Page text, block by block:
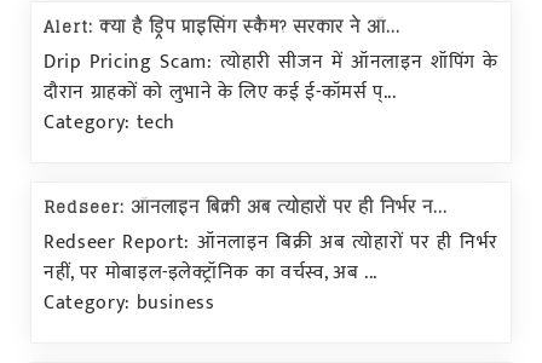
Alert: क्या है ड्रिप प्राइसिंग स्कैम? सरकार ने ऑ...
Drip Pricing Scam: त्योहारी सीजन में ऑनलाइन शॉपिंग के
दौरान ग्राहकों को लुभाने के लिए कई ई-कॉमर्स प्...
Category: tech
Redseer: ऑनलाइन बिक्री अब त्योहारों पर ही निर्भर न...
Redseer Report: ऑनलाइन बिक्री अब त्योहारों पर ही निर्भर
नहीं, पर मोबाइल-इलेक्ट्रॉनिक का वर्चस्व, अब ...
Category: business